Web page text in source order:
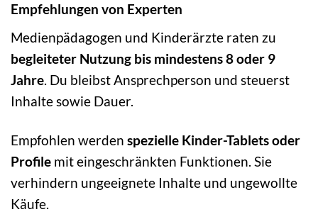
Empfehlungen von Experten
Medienpädagogen und Kinderärzte raten zu
begleiteter Nutzung bis mindestens 8 oder 9
Jahre. Du bleibst Ansprechperson und steuerst
Inhalte sowie Dauer.
Empfohlen werden spezielle Kinder-Tablets oder
Profile mit eingeschränkten Funktionen. Sie
verhindern ungeeignete Inhalte und ungewollte
Käufe.